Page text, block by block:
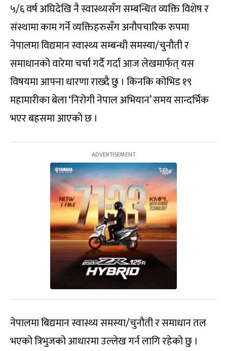
५/६ वर्ष अघिदेखि नै स्वास्थ्यसँग सम्बन्धित व्यक्ति विशेष र
संस्थामा काम गर्ने व्यक्तिहरुसँग अनौपचारिक रुपमा
नेपालमा विद्यमान स्वास्थ्य सम्बन्धी समस्या/चुनौती र
समाधानको वारेमा चर्चा गर्दै गर्दा आज लेखमार्फत् यस
विषयमा आफ्ना धारणा राख्दै छु । किनकि कोभिड १९
महामारीका बेला ‘निरोगी नेपाल अभियान’ समय सान्दर्भिक
भएर बहसमा आएको छ ।
नेपालमा बिद्यमान स्वास्थ्य समस्या/चुनौती र समाधान तल
भएको त्रिभुजको आधारमा उल्लेख गर्न लागि रहेको छु ।